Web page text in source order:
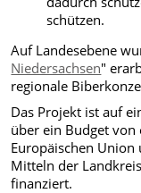
schützen.
Auf Landesebene
Niedersachsen"
regionale
Das Projekt ist auf
über ein Budget
Europäischen Union
Mitteln der
finanziert.